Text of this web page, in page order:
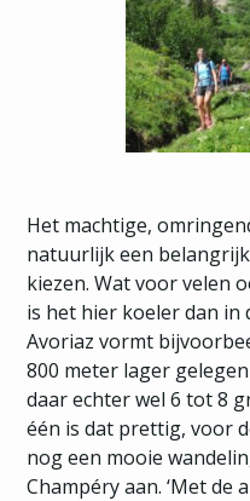
Het machtige,
natuurlijk een
kiezen. Wat voor velen
is het hier koeler dan in
Avoriaz vormt
800 meter lager
daar echter wel 6 tot 8
één is dat prettig, voor
nog een mooie
Champéry aan. ‘Met de